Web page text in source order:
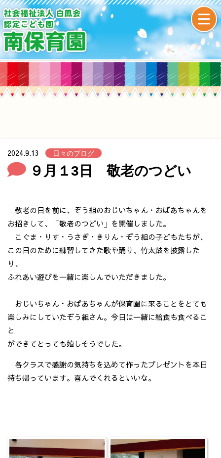
2024.9.13 日々のブログ
９月１3日 敬老のつどい
敬老の日を前に、ぞう組のおじいちゃん・おばあちゃんを
お招きして、「敬老のつどい」を開催しました。
こぐま・りす・うさぎ・きりん・ぞう組の子どもたちが、
この日のために練習してきた歌や踊り、竹太鼓を披露した
り、
ふれあい遊びを一緒に楽しんでいただきました。
おじいちゃん・おばあちゃんが保育園に来ることをとても
楽しみにしていたぞう組さん。今日は一緒に給食も食べるこ
と
ができてとっても嬉しそうでした。
各クラスで感謝の気持ちを込めて作ったプレゼントを本日
持ち帰っています。喜んでくれるといいな。